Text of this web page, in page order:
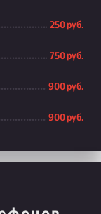
250 руб.
750 руб.
900 руб.
900 руб.